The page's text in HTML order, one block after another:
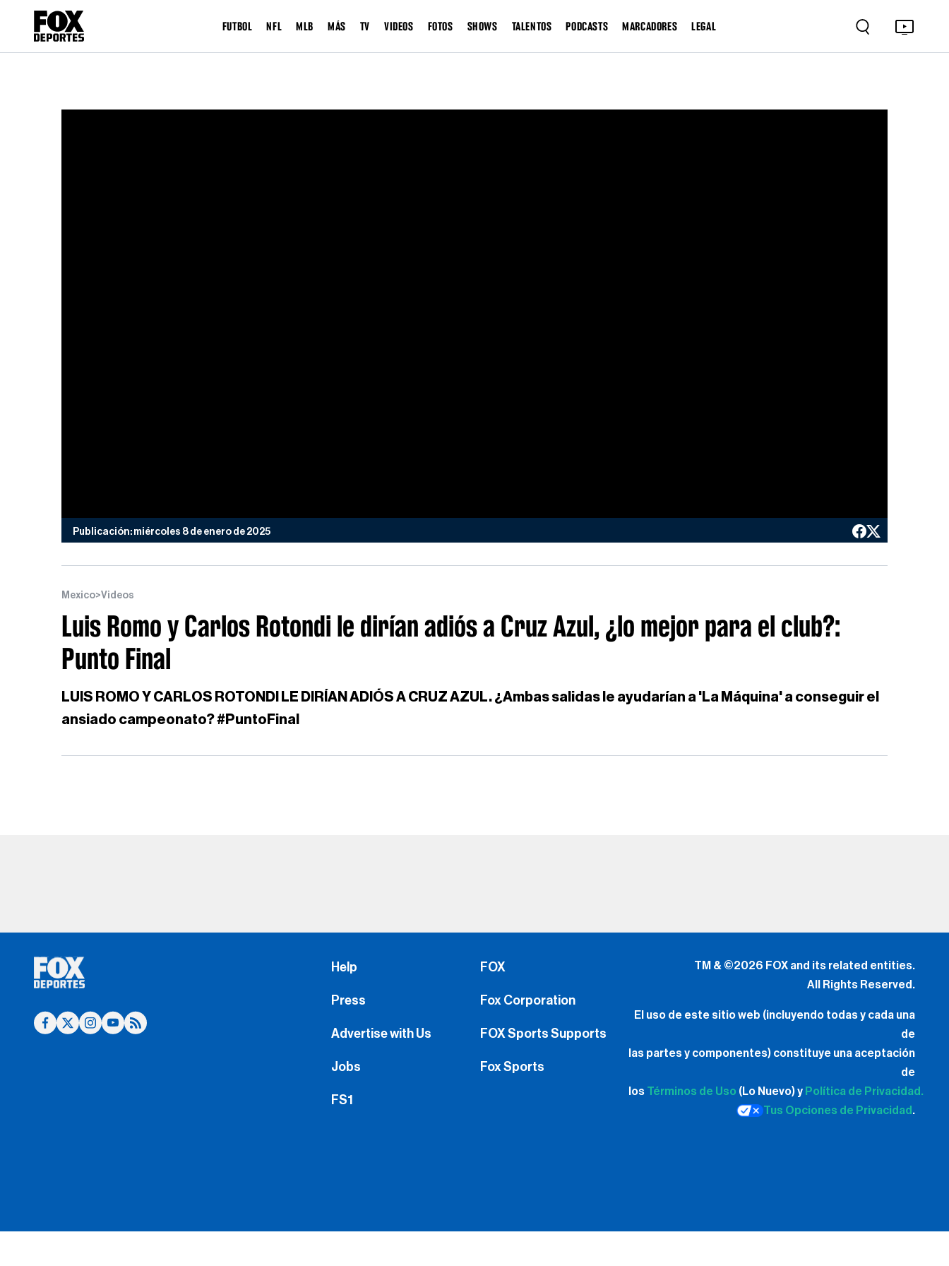
FUTBOL NFL MLB MÁS TV VIDEOS FOTOS SHOWS TALENTOS PODCASTS MARCADORES LEGAL
Publicación: miércoles 8 de enero de 2025
Mexico>Videos
Luis Romo y Carlos Rotondi le dirían adiós a Cruz Azul, ¿lo mejor para el club?:
Punto Final
LUIS ROMO Y CARLOS ROTONDI LE DIRÍAN ADIÓS A CRUZ AZUL. ¿Ambas salidas le ayudarían a 'La Máquina' a conseguir el
ansiado campeonato? #PuntoFinal
Help
Press
Advertise with Us
Jobs
FS1
FOX
Fox Corporation
FOX Sports Supports
Fox Sports
TM & ©2026 FOX and its related entities.
All Rights Reserved.
El uso de este sitio web (incluyendo todas y cada una
de
las partes y componentes) constituye una aceptación
de
los Términos de Uso (Lo Nuevo) y Política de Privacidad.
Tus Opciones de Privacidad .